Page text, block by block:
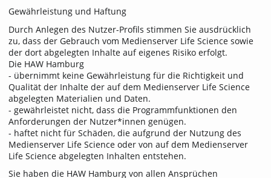
Gewährleistung und Haftung
Durch Anlegen des Nutzer-Profils stimmen Sie ausdrücklich
zu, dass der Gebrauch vom Medienserver Life Science sowie
der dort abgelegten Inhalte auf eigenes Risiko erfolgt.
Die HAW Hamburg
- übernimmt keine Gewährleistung für die Richtigkeit und
Qualität der Inhalte der auf dem Medienserver Life Science
abgelegten Materialien und Daten.
- gewährleistet nicht, dass die Programmfunktionen den
Anforderungen der Nutzer*innen genügen.
- haftet nicht für Schäden, die aufgrund der Nutzung des
Medienserver Life Science oder von auf dem Medienserver
Life Science abgelegten Inhalten entstehen.
Sie haben die HAW Hamburg von allen Ansprüchen